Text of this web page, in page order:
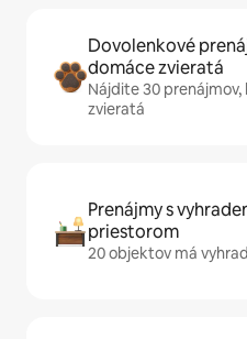
Dovolenkové
domáce zvieratá
Nájdite 30
zvieratá
Prenájmy s
priestorom
20 objektov má